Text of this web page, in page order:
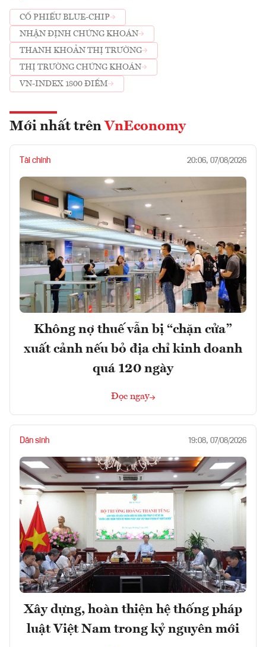
CỔ PHIẾU BLUE-CHIP
NHẬN ĐỊNH CHỨNG KHOÁN
THANH KHOẢN THỊ TRƯỜNG
THỊ TRƯỜNG CHỨNG KHOÁN
VN-INDEX 1800 ĐIỂM
Mới nhất trên VnEconomy
Tài chính 20:06, 07/08/2026
Không nợ thuế vẫn bị “chặn cửa”
xuất cảnh nếu bỏ địa chỉ kinh doanh
quá 120 ngày
Đọc ngay
Dân sinh 19:08, 07/08/2026
Xây dựng, hoàn thiện hệ thống pháp
luật Việt Nam trong kỷ nguyên mới